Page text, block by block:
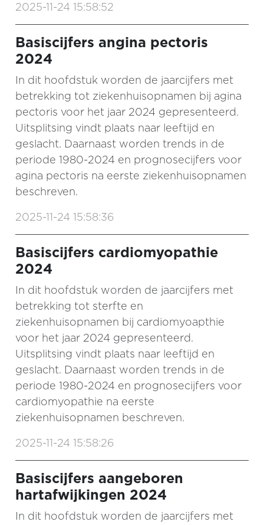
2025-11-24 15:58:52
Basiscijfers angina pectoris
2024
In dit hoofdstuk worden de jaarcijfers met
betrekking tot ziekenhuisopnamen bij agina
pectoris voor het jaar 2024 gepresenteerd.
Uitsplitsing vindt plaats naar leeftijd en
geslacht. Daarnaast worden trends in de
periode 1980-2024 en prognosecijfers voor
agina pectoris na eerste ziekenhuisopnamen
beschreven.
2025-11-24 15:58:36
Basiscijfers cardiomyopathie
2024
In dit hoofdstuk worden de jaarcijfers met
betrekking tot sterfte en
ziekenhuisopnamen bij cardiomyoapthie
voor het jaar 2024 gepresenteerd.
Uitsplitsing vindt plaats naar leeftijd en
geslacht. Daarnaast worden trends in de
periode 1980-2024 en prognosecijfers voor
cardiomyopathie na eerste
ziekenhuisopnamen beschreven.
2025-11-24 15:58:26
Basiscijfers aangeboren
hartafwijkingen 2024
In dit hoofdstuk worden de jaarcijfers met